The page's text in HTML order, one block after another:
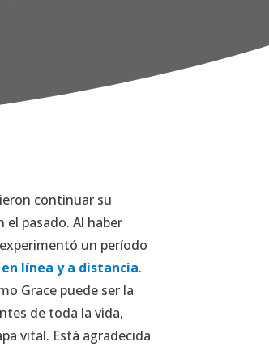
continuar su
el pasado. Al haber
un período
línea y a distancia.
Grace puede ser la
de toda la vida,
vital. Está agradecida